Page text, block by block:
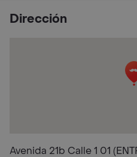
Dirección
Avenida 21b Calle 1 01